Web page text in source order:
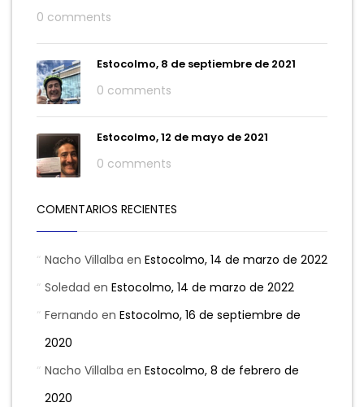
0 comments
Estocolmo, 8 de septiembre de 2021
0 comments
Estocolmo, 12 de mayo de 2021
0 comments
COMENTARIOS RECIENTES
Nacho Villalba en Estocolmo, 14 de marzo de 2022
Soledad en Estocolmo, 14 de marzo de 2022
Fernando en Estocolmo, 16 de septiembre de
2020
Nacho Villalba en Estocolmo, 8 de febrero de
2020